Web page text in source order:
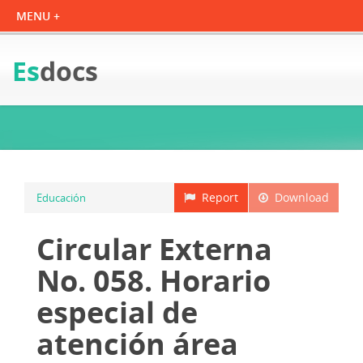
Esdocs
Download
Report
Educación
Circular Externa
No. 058. Horario
especial de
atención área